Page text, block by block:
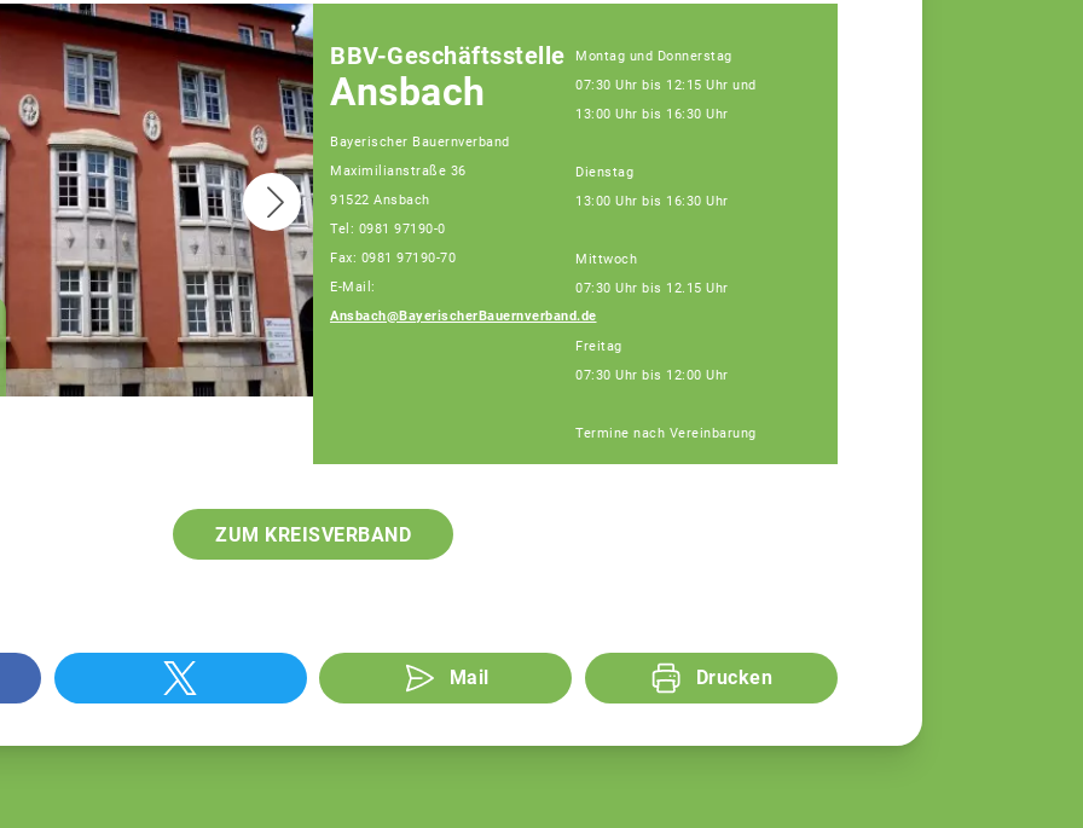
BBV-Geschäftsstelle
Ansbach
Bayerischer Bauernverband
Maximilianstraße 36
91522 Ansbach
Tel: 0981 97190-0
Fax: 0981 97190-70
E-Mail:
Ansbach@BayerischerBauernverband.de
Montag und Donnerstag
07:30 Uhr bis 12:15 Uhr und
13:00 Uhr bis 16:30 Uhr
Dienstag
13:00 Uhr bis 16:30 Uhr
Mittwoch
07:30 Uhr bis 12.15 Uhr
Freitag
07:30 Uhr bis 12:00 Uhr
Termine nach Vereinbarung
ZUM KREISVERBAND
Mail Drucken